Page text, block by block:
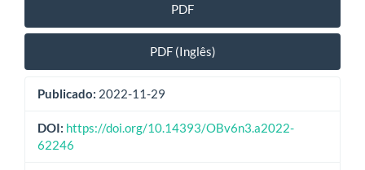
PDF
PDF (Inglês)
Publicado: 2022-11-29
DOI: https://doi.org/10.14393/OBv6n3.a2022-
62246